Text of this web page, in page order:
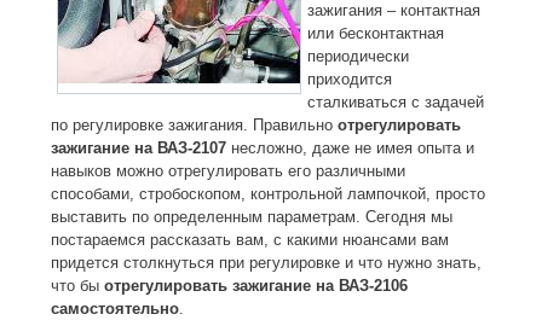
зажигания – контактная
или бесконтактная
периодически
приходится
сталкиваться с задачей
по регулировке зажигания. Правильноотрегулировать
зажигание на ВАЗ-2107 несложно, даже не имея опыта и
навыков можно отрегулировать его различными
способами, стробоскопом, контрольной лампочкой, просто
выставить по определенным параметрам. Сегодня мы
постараемся рассказать вам, с какими нюансами вам
придется столкнуться при регулировке и что нужно знать,
что быотрегулировать зажигание на ВАЗ-2106
самостоятельно.